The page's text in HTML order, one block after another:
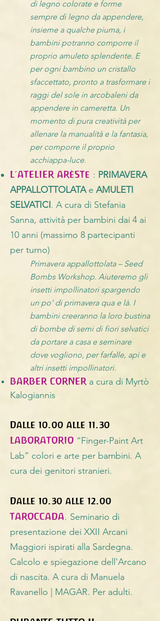
di legno colorate e forme
sempre di legno da appendere,
insieme a qualche piuma, i
bambini potranno comporre il
proprio amuleto splendente. E
per ogni bambino un cristallo
sfaccettato, pronto a trasformare i
raggi del sole in arcobaleni da
appendere in cameretta. Un
momento di pura creatività per
allenare la manualità e la fantasia,
per comporre il proprio
acchiappa-luce.
L’ATELIER ARèSTe : PRIMAVERA
APPALLOTTOLATAe AMULETI
SELVATICI. A cura di Stefania
Sanna, attività per bambini dai 4 ai
10 anni (massimo 8 partecipanti
per turno)
Primavera appallottolata – Seed
Bombs Workshop. Aiuteremo gli
insetti impollinatori spargendo
un po’ di primavera qua e là. I
bambini creeranno la loro bustina
di bombe di semi di fiori selvatici
da portare a casa e seminare
dove vogliono, per farfalle, api e
altri insetti impollinatori.
BARBER CORNER a cura di Myrtò
Kalogiannis
Dalle 10.00 alle 11.30
LABORATORIO “Finger-Paint Art
Lab” colori e arte per bambini. A
cura dei genitori stranieri.
Dalle 10.30 alle 12.00
TAROCCADA. Seminario di
presentazione dei XXII Arcani
Maggiori ispirati alla Sardegna.
Calcolo e spiegazione dell'Arcano
di nascita. A cura di Manuela
Ravanello | MAGAR. Per adulti.